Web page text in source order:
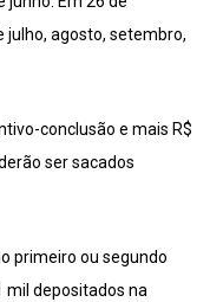
agosto, setembro,
conclusão e mais R$
ser sacados
primeiro ou segundo
mil depositados na